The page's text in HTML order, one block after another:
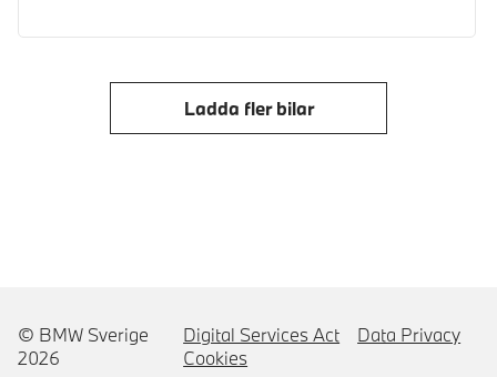
Ladda fler bilar
© BMW Sverige
2026
Digital Services Act
Data Privacy
Cookies